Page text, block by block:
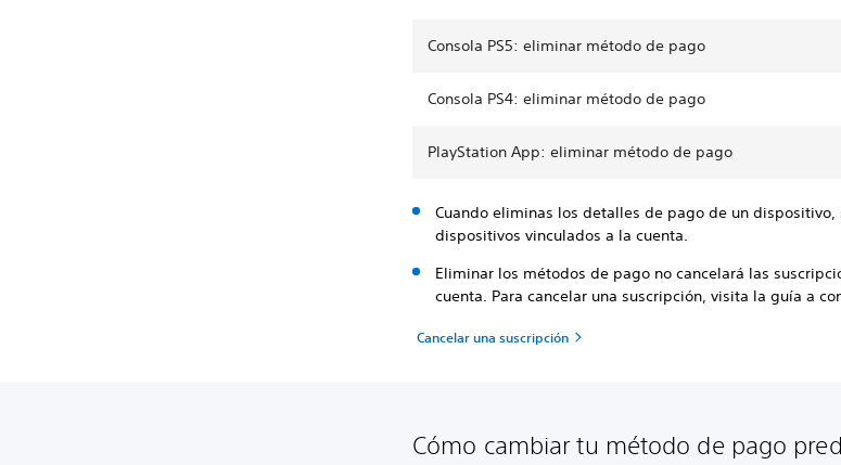
Consola PS5: eliminar método de pago
Consola PS4: eliminar método de pago
PlayStation App: eliminar método de pago
Cuando eliminas los detalles de pago de un
dispositivos vinculados a la cuenta.
Eliminar los métodos de pago no cancelará las
cuenta. Para cancelar una suscripción, visita la guía a
Cancelar una suscripción
Cómo cambiar tu método de pago